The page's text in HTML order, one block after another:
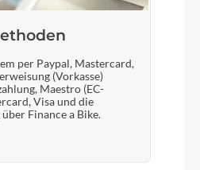
per Paypal, Mastercard,
(Vorkasse)
Maestro (EC-
Visa und die
Finance a Bike.